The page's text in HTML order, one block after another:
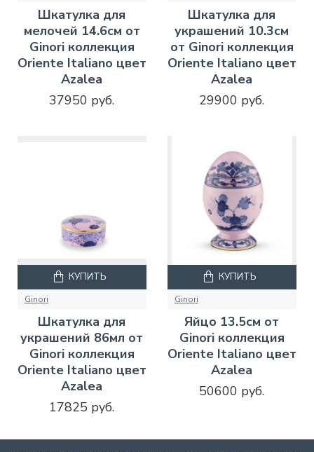
Шкатулка для
мелочей 14.6см от
Ginori коллекция
Oriente Italiano цвет
Azalea
37950 руб.
Шкатулка для
украшений 10.3см
от Ginori коллекция
Oriente Italiano цвет
Azalea
29900 руб.
Ginori
Шкатулка для
украшений 86мл от
Ginori коллекция
Oriente Italiano цвет
Azalea
17825 руб.
КУПИТЬ
Ginori
Яйцо 13.5см от
Ginori коллекция
Oriente Italiano цвет
Azalea
50600 руб.
КУПИТЬ